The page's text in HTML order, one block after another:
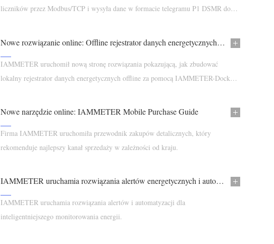
liczników przez Modbus/TCP i wysyła dane w formacie telegramu P1 DSMR do
Nowe rozwiązanie online: Offline rejestrator danych energetycznych z IAMMETER-Docker
IAMMETER uruchomił nową stronę rozwiązania pokazującą, jak zbudować
lokalny rejestrator danych energetycznych offline za pomocą IAMMETER-Docker i
Nowe narzędzie online: IAMMETER Mobile Purchase Guide
Firma IAMMETER uruchomiła przewodnik zakupów detalicznych, który
rekomenduje najlepszy kanał sprzedaży w zależności od kraju.
IAMMETER uruchamia rozwiązania alertów energetycznych i automatyzacji
IAMMETER uruchamia rozwiązania alertów i automatyzacji dla
inteligentniejszego monitorowania energii.